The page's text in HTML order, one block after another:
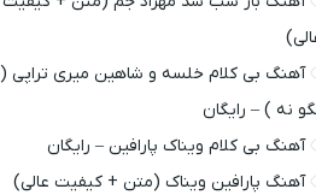
آهنگ بی کلام خلسه و شاهین میری تراپی (
نه ) – رایگان
آهنگ بی کلام ویناک پارافین – رایگان
آهنگ پارافین ویناک (متن + کیفیت عالی)